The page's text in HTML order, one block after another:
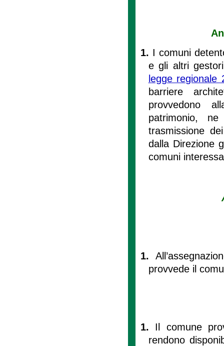
1. I comuni
e gli altri
legge
barriere
provvedono
patrimonio,
trasmissione
dalla Direzione
comuni
1.
provvede il
1. Il comune
rendono